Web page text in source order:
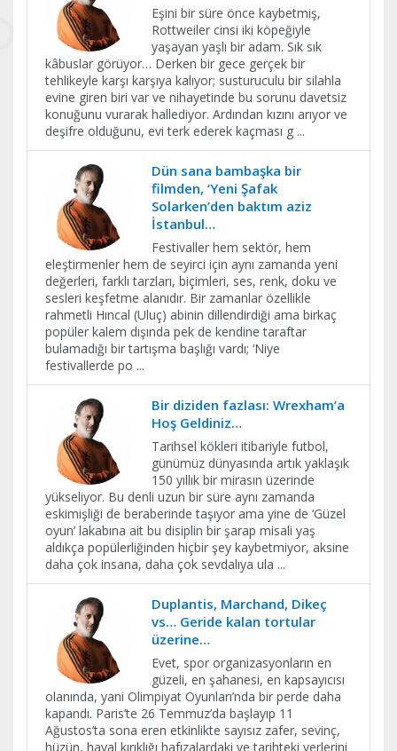
Eşini bir süre önce kaybetmiş,
Rottweiler cinsi iki köpeğiyle
yaşayan yaşlı bir adam. Sık sık
kâbuslar görüyor… Derken bir gece gerçek bir
tehlikeyle karşı karşıya kalıyor; susturuculu bir silahla
evine giren biri var ve nihayetinde bu sorunu davetsiz
konuğunu vurarak hallediyor. Ardından kızını arıyor ve
deşifre olduğunu, evi terk ederek kaçması g ...
Dün sana bambaşka bir
filmden, ‘Yeni Şafak
Solarken’den baktım aziz
İstanbul…
Festivaller hem sektör, hem
eleştirmenler hem de seyirci için aynı zamanda yeni
değerleri, farklı tarzları, biçimleri, ses, renk, doku ve
sesleri keşfetme alanıdır. Bir zamanlar özellikle
rahmetli Hıncal (Uluç) abinin dillendirdiği ama birkaç
popüler kalem dışında pek de kendine taraftar
bulamadığı bir tartışma başlığı vardı; ‘Niye
festivallerde po ...
Bir diziden fazlası: Wrexham’a
Hoş Geldiniz…
Tarihsel kökleri itibariyle futbol,
günümüz dünyasında artık yaklaşık
150 yıllık bir mirasın üzerinde
yükseliyor. Bu denli uzun bir süre aynı zamanda
eskimişliği de beraberinde taşıyor ama yine de ‘Güzel
oyun’ lakabına ait bu disiplin bir şarap misali yaş
aldıkça popülerliğinden hiçbir şey kaybetmiyor, aksine
daha çok insana, daha çok sevdalıya ula ...
Duplantis, Marchand, Dikeç
vs… Geride kalan tortular
üzerine…
Evet, spor organizasyonların en
güzeli, en şahanesi, en kapsayıcısı
olanında, yani Olimpiyat Oyunları’nda bir perde daha
kapandı. Paris’te 26 Temmuz’da başlayıp 11
Ağustos’ta sona eren etkinlikte sayısız zafer, sevinç,
hüzün, hayal kırıklığı hafızalardaki ve tarihteki yerlerini